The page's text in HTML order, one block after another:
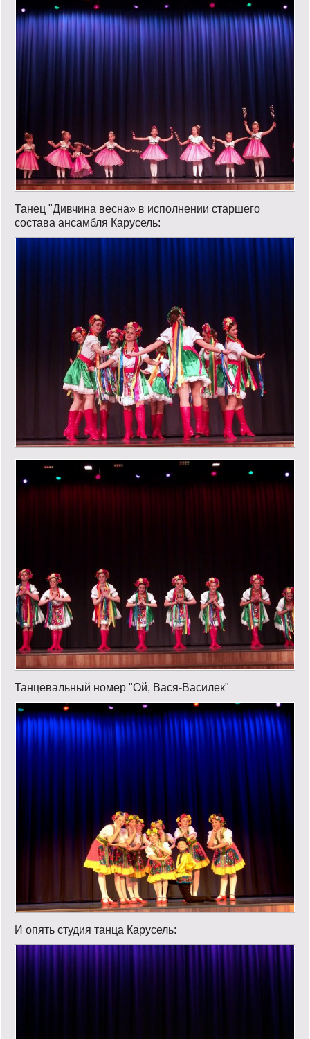
Танец "Дивчина весна» в исполнении старшего
состава ансамбля Карусель:
Танцевальный номер "Ой, Вася-Василек"
И опять студия танца Карусель: